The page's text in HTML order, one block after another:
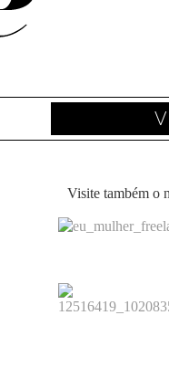
Visite também o